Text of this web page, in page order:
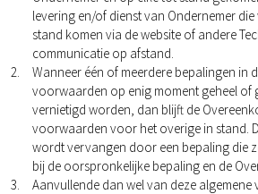
levering en/of dienst van Ondernemer
stand komen via de website of andere
communicatie op afstand.
Wanneer één of meerdere bepalingen in
voorwaarden op enig moment geheel of
vernietigd worden, dan blijft de
voorwaarden voor het overige in stand.
wordt vervangen door een bepaling die
bij de oorspronkelijke bepaling en de
Aanvullende dan wel van deze